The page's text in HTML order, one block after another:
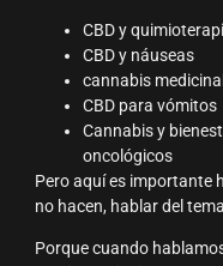
CBD y
CBD y náuseas
cannabis
CBD para vómitos
Cannabis y
oncológicos
Pero aquí es importante
no hacen, hablar del
Porque cuando